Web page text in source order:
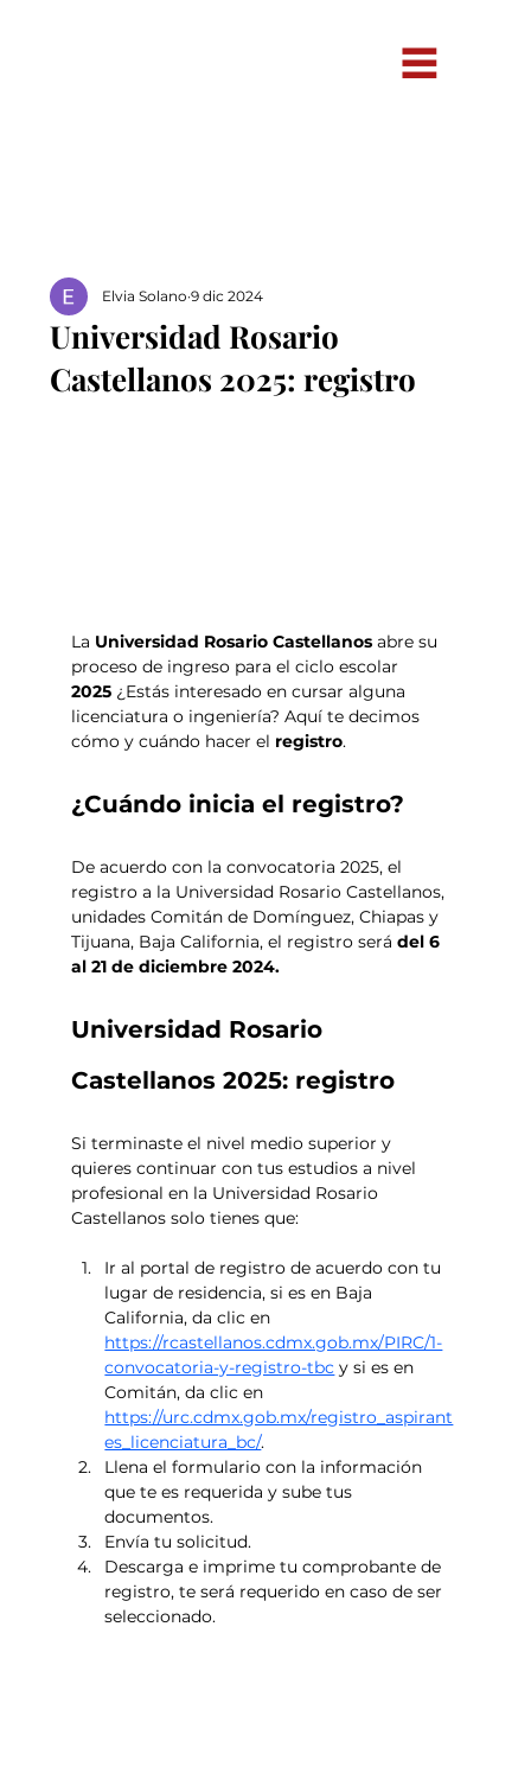
Universidad Rosario
Castellanos 2025: registro
Elvia Solano 9 dic 2024
La Universidad Rosario Castellanos abre su
proceso de ingreso para el ciclo escolar
2025 ¿Estás interesado en cursar alguna
licenciatura o ingeniería? Aquí te decimos
cómo y cuándo hacer el registro.
¿Cuándo inicia el registro?
De acuerdo con la convocatoria 2025, el
registro a la Universidad Rosario Castellanos,
unidades Comitán de Domínguez, Chiapas y
Tijuana, Baja California, el registro será del 6
al 21 de diciembre 2024.
Universidad Rosario
Castellanos 2025: registro
Si terminaste el nivel medio superior y
quieres continuar con tus estudios a nivel
profesional en la Universidad Rosario
Castellanos solo tienes que:
Ir al portal de registro de acuerdo con tu
lugar de residencia, si es en Baja
California, da clic en
https://rcastellanos.cdmx.gob.mx/PIRC/1-
convocatoria-y-registro-tbc y si es en
Comitán, da clic en
https://urc.cdmx.gob.mx/registro_aspirant
es_licenciatura_bc/.
Llena el formulario con la información
que te es requerida y sube tus
documentos.
Envía tu solicitud.
Descarga e imprime tu comprobante de
registro, te será requerido en caso de ser
seleccionado.